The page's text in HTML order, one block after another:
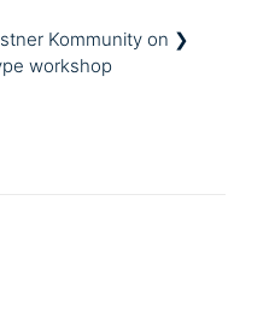
Kommunity on ❯
workshop